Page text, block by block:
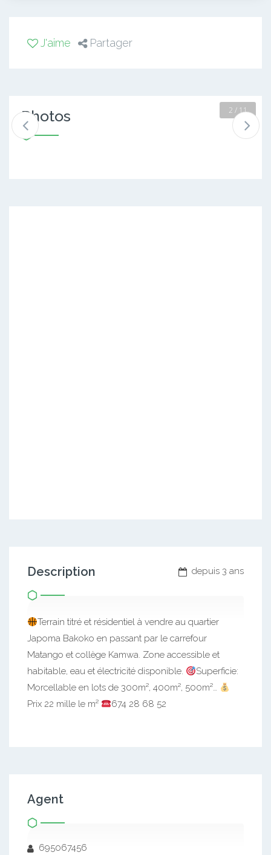
J'aime Partager
Photos 2 / 11
depuis 3 ans
Description
Terrain titré et résidentiel à vendre au quartier
Japoma Bakoko en passant par le carrefour
Matango et collège Kamwa. Zone accessible et
habitable, eau et électricité disponible.
Superficie:
Morcellable en lots de 300m², 400m², 500m²…
Prix 22 mille le m²
674 28 68 52
Agent
695067456